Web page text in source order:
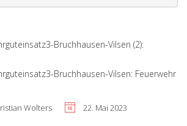
Bruchhausen-Vilsen (2):
Bruchhausen-Vilsen: Feuerwehr
Wolters 22. Mai 2023